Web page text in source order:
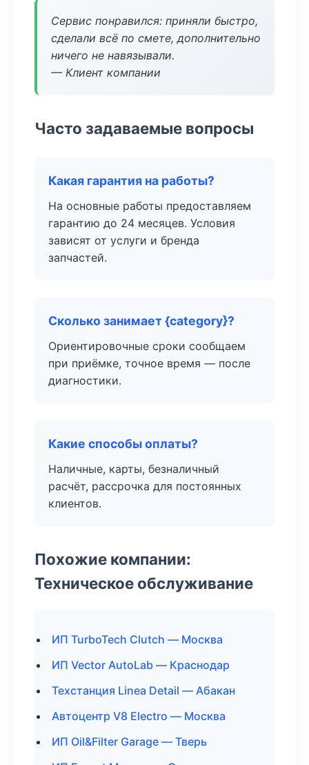
Сервис понравился: приняли быстро,
сделали всё по смете, дополнительно
ничего не навязывали.
— Клиент компании
Часто задаваемые вопросы
Какая гарантия на работы?
На основные работы предоставляем
гарантию до 24 месяцев. Условия
зависят от услуги и бренда
запчастей.
Сколько занимает {category}?
Ориентировочные сроки сообщаем
при приёмке, точное время — после
диагностики.
Какие способы оплаты?
Наличные, карты, безналичный
расчёт, рассрочка для постоянных
клиентов.
Похожие компании:
Техническое обслуживание
ИП TurboTech Clutch — Москва
ИП Vector AutoLab — Краснодар
Техстанция Linea Detail — Абакан
Автоцентр V8 Electro — Москва
ИП Oil&Filter Garage — Тверь